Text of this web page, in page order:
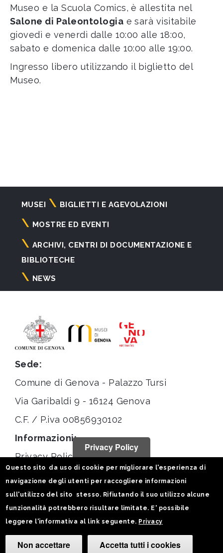
Museo e la Scuola Comics, è allestita nel
Salone di Paleontologia e sarà visitabile
giovedì e venerdì dalle 10:00 alle 18:00,
sabato e domenica dalle 10:00 alle 19:00.
Ingresso libero utilizzando il biglietto del
Museo.
Navigazione
principale
MUSEI BIGLIETTI E AGEVOLAZIONI
MOSTRE ED EVENTI
ARCHIVI, CENTRI DI DOCUMENTAZIONE E
BIBLIOTECHE
NEWS
Sede:
Comune di Genova - Palazzo Tursi
Via Garibaldi 9 - 16124 Genova
C.F. / P.iva 00856930102
Informazioni:
Privacy Policy
Statistiche
Seguici su:
Privacy Policy
Questo sito da uso di cookie per migliorare l'esperienza di
navigazione degli utenti per raccogliere informazioni
sull'utilizzo del sito stesso. Rifiutando il suo utilizzo alcune
funzionalità potrebbero risultare limitate. E' possibile
leggere l'informativa al link seguente. Privacy
Non accettare Accetta tutti i cookies